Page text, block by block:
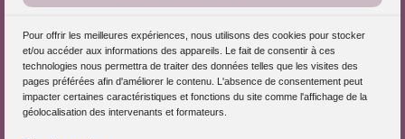
Pour offrir les meilleures expériences, nous utilisons des cookies pour stocker
et/ou accéder aux informations des appareils. Le fait de consentir à ces
technologies nous permettra de traiter des données telles que les visites des
pages préférées afin d'améliorer le contenu. L'absence de consentement peut
impacter certaines caractéristiques et fonctions du site comme l'affichage de la
géolocalisation des intervenants et formateurs.
S'inscrire dans l'Annuaire
Publiez vos formations
Charte déontologique